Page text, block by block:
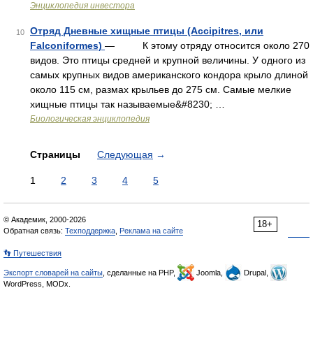
Энциклопедия инвестора
10
Отряд Дневные хищные птицы (Accipitres, или
Falconiformes) — К этому отряду относится около 270
видов. Это птицы средней и крупной величины. У одного из
самых крупных видов американского кондора крыло длиной
около 115 см, размах крыльев до 275 см. Самые мелкие
хищные птицы так называемые&#8230; …
Биологическая энциклопедия
Страницы Следующая →
1 2 3 4 5
18+
© Академик, 2000-2026
Обратная связь: Техподдержка Реклама на сайте
👣 Путешествия
Экспорт словарей на сайты , сделанные на PHP, Joomla,
Drupal,
WordPress, MODx.